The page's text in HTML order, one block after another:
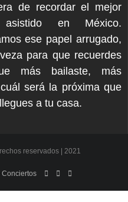
de recordar el mejor
en México.
ese papel arrugado,
para que recuerdes
más bailaste, más
será la próxima que
a tu casa.
reservados | 2021
Conciertos